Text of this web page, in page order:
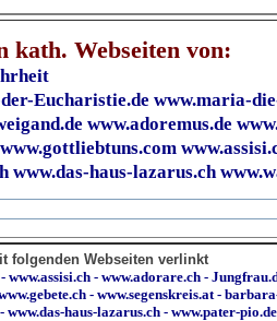
kath. Webseiten von:
Eucharistie.de www.maria-
www.adoremus.de
www.gottliebtuns.com
www.das-haus-lazarus.ch
folgenden Webseiten verlinkt
- www.assisi.ch - www.adorare.ch -
- www.segenskreis.at -
- www.das-haus-lazarus.ch - www.pater-pio.de